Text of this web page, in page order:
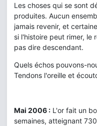
Les choses qui se sont
produites. Aucun
jamais revenir, et
si l'histoire peut rimer, le
pas dire descendant.
Quels échos pouvons-
Tendons l'oreille et
Mai 2006 : L'or fait un
semaines, atteignant